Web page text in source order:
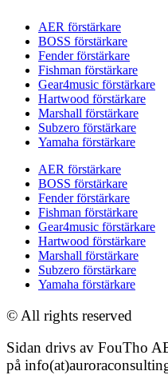
AER förstärkare
BOSS förstärkare
Fender förstärkare
Fishman förstärkare
Gear4music förstärkare
Hartwood förstärkare
Marshall förstärkare
Subzero förstärkare
Yamaha förstärkare
AER förstärkare
BOSS förstärkare
Fender förstärkare
Fishman förstärkare
Gear4music förstärkare
Hartwood förstärkare
Marshall förstärkare
Subzero förstärkare
Yamaha förstärkare
© All rights reserved
Sidan drivs av FouTho
på